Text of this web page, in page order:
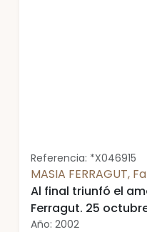
Referencia: *X046915
MASIA FERRAGUT,
Al final triunfó el
Ferragut. 25
Año: 2002